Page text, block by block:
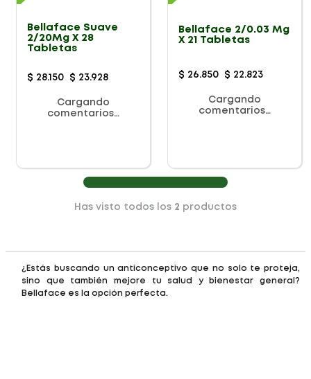
Bellaface Suave
2/20Mg X 28
Tabletas
$ 28.150 $ 23.928
Cargando
comentarios…
Bellaface 2/0.03 Mg
X 21 Tabletas
$ 26.850 $ 22.823
Cargando
comentarios…
Has visto todos los 2 productos
¿Estás buscando un anticonceptivo que no solo te proteja,
sino que también mejore tu salud y bienestar general?
Bellaface es la opción perfecta.